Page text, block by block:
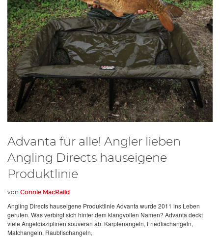
Advanta für alle! Angler lieben
Angling Directs hauseigene
Produktlinie
von Connie MacRaild
Angling Directs hauseigene Produktlinie Advanta wurde 2011 ins Leben
gerufen. Was verbirgt sich hinter dem klangvollen Namen? Advanta deckt
viele Angeldisziplinen souverän ab: Karpfenangeln, Friedfischangeln,
Matchangeln, Raubfischangeln,